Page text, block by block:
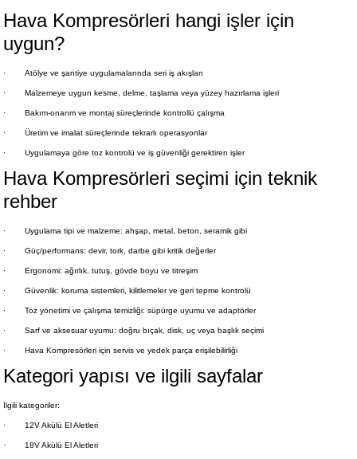
Hava Kompresörleri hangi işler için
uygun?
· Atölye ve şantiye uygulamalarında seri iş akışları
· Malzemeye uygun kesme, delme, taşlama veya yüzey hazırlama işleri
· Bakım-onarım ve montaj süreçlerinde kontrollü çalışma
· Üretim ve imalat süreçlerinde tekrarlı operasyonlar
· Uygulamaya göre toz kontrolü ve iş güvenliği gerektiren işler
Hava Kompresörleri seçimi için teknik
rehber
· Uygulama tipi ve malzeme: ahşap, metal, beton, seramik gibi
· Güç/performans: devir, tork, darbe gibi kritik değerler
· Ergonomi: ağırlık, tutuş, gövde boyu ve titreşim
· Güvenlik: koruma sistemleri, kilitlemeler ve geri tepme kontrolü
· Toz yönetimi ve çalışma temizliği: süpürge uyumu ve adaptörler
· Sarf ve aksesuar uyumu: doğru bıçak, disk, uç veya başlık seçimi
· Hava Kompresörleri için servis ve yedek parça erişilebilirliği
Kategori yapısı ve ilgili sayfalar
İlgili kategoriler:
· 12V Akülü El Aletleri
· 18V Akülü El Aletleri